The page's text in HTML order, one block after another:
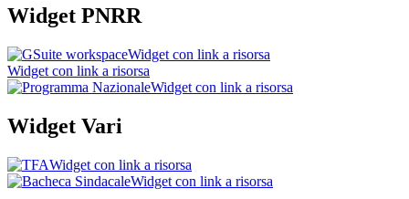
Widget PNRR
Widget con link a risorsa
Widget con link a risorsa
Widget con link a risorsa
Widget Vari
Widget con link a risorsa
Widget con link a risorsa